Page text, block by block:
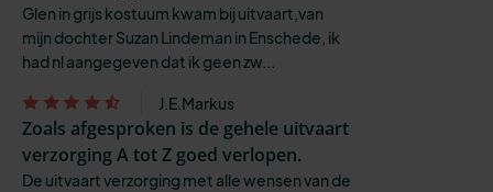
Glen in grijs kostuum kwam bij uitvaart,van
mijn dochter Suzan Lindeman in Enschede, ik
had nl aangegeven dat ik geen zw...
J.E.Markus
Zoals afgesproken is de gehele uitvaart
verzorging A tot Z goed verlopen.
De uitvaart verzorging met alle wensen van de